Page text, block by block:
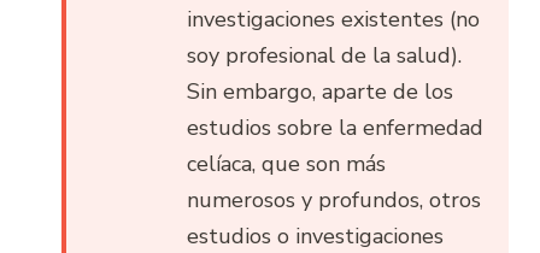
investigaciones existentes (no
soy profesional de la salud).
Sin embargo, aparte de los
estudios sobre la enfermedad
celíaca, que son más
numerosos y profundos, otros
estudios o investigaciones